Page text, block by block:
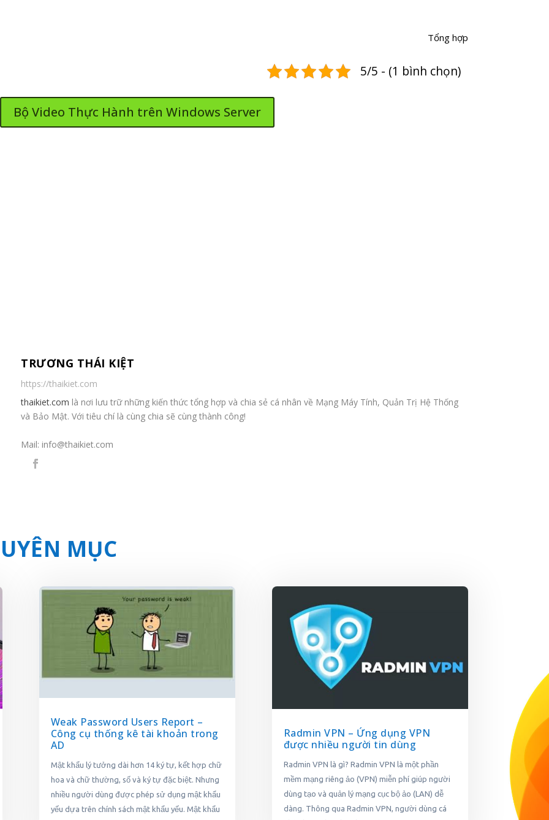
Tổng hợp
5/5 - (1 bình chọn)
Bộ Video Thực Hành trên Windows Server
TRƯƠNG THÁI KIỆT
https://thaikiet.com
thaikiet.com là nơi lưu trữ những kiến thức tổng hợp và chia sẻ cá nhân về Mạng Máy Tính, Quản Trị Hệ Thống
và Bảo Mật. Với tiêu chí là cùng chia sẽ cùng thành công!
Mail: info@thaikiet.com
MỤC
Weak Password Users Report –
Công cụ thống kê tài khoản trong
AD
Mật khẩu lý tưởng dài hơn 14 ký tự, kết hợp chữ
hoa và chữ thường, số và ký tự đặc biệt. Nhưng
nhiều người dùng được phép sử dụng mật khẩu
yếu dựa trên chính sách mật khẩu yếu. Mật khẩu
Radmin VPN – Ứng dụng VPN
được nhiều người tin dùng
Radmin VPN là gì? Radmin VPN là một phần
mềm mạng riêng ảo (VPN) miễn phí giúp người
dùng tạo và quản lý mạng cục bộ ảo (LAN) dễ
dàng. Thông qua Radmin VPN, người dùng cá